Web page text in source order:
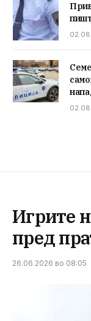
Игрите
пред
26.06.2026 во 08:05